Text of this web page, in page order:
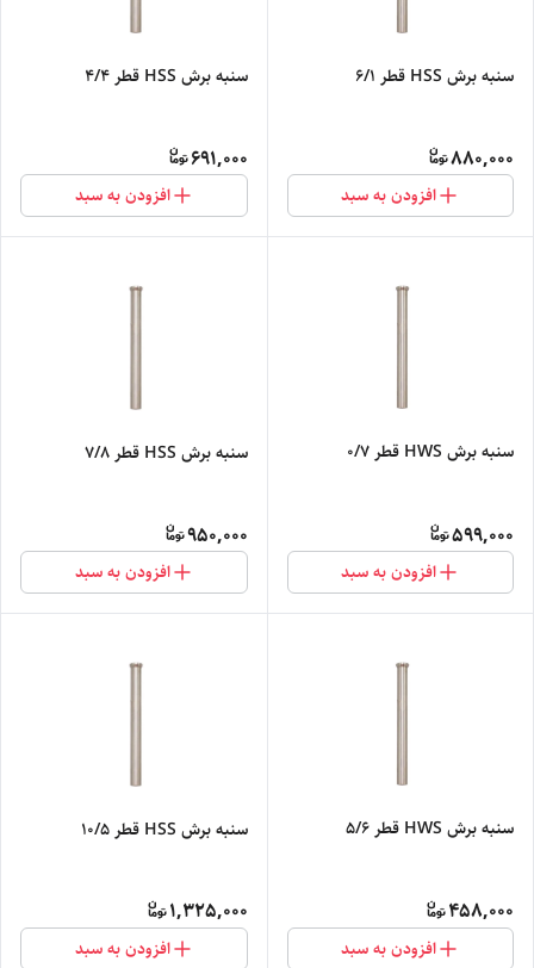
سنبه برش HSS قطر 6/1
880,000
افزودن به سبد
سنبه برش HSS قطر 4/4
691,000
افزودن به سبد
سنبه برش HWS قطر 0/7
599,000
افزودن به سبد
سنبه برش HSS قطر 7/8
950,000
افزودن به سبد
سنبه برش HWS قطر 5/6
458,000
افزودن به سبد
سنبه برش HSS قطر 10/5
1,325,000
افزودن به سبد